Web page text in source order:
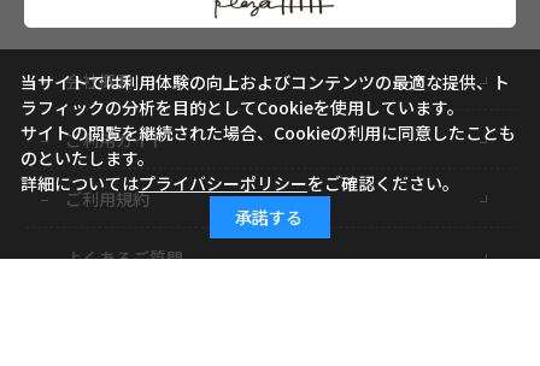
会社概要
ご利用ガイド
ご利用規約
よくあるご質問
当サイトでは利用体験の向上およびコンテンツの最適な提供、ト
ラフィックの分析を目的としてCookieを使用しています。
サイトの閲覧を継続された場合、Cookieの利用に同意したことも
のといたします。
詳細についてはプライバシーポリシーをご確認ください。
承諾する